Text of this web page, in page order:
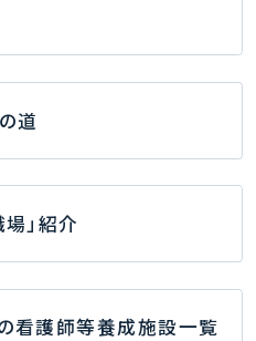
道
」紹介
看護師等養成施設一覧